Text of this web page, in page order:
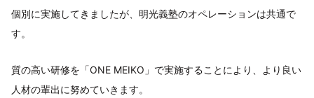
個別に実施してきましたが、明光義塾のオペレーションは共通で
す。
質の高い研修を「ONE MEIKO」で実施することにより、より良い
人材の輩出に努めていきます。